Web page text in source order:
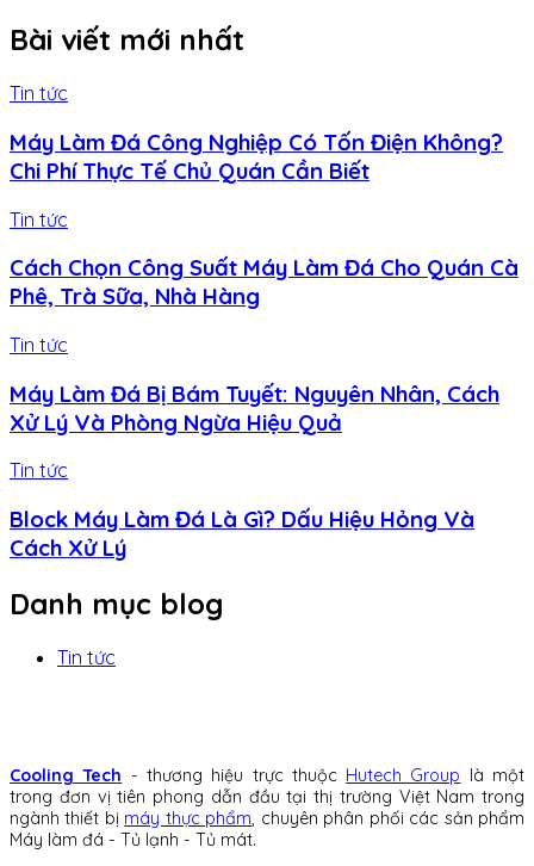
Bài viết mới nhất
Tin tức
Máy Làm Đá Công Nghiệp Có Tốn Điện Không?
Chi Phí Thực Tế Chủ Quán Cần Biết
Tin tức
Cách Chọn Công Suất Máy Làm Đá Cho Quán Cà
Phê, Trà Sữa, Nhà Hàng
Tin tức
Máy Làm Đá Bị Bám Tuyết: Nguyên Nhân, Cách
Xử Lý Và Phòng Ngừa Hiệu Quả
Tin tức
Block Máy Làm Đá Là Gì? Dấu Hiệu Hỏng Và
Cách Xử Lý
Danh mục blog
Tin tức
Cooling Tech - thương hiệu trực thuộc Hutech Group là một
trong đơn vị tiên phong dẫn đầu tại thị trường Việt Nam trong
ngành thiết bị máy thực phẩm, chuyên phân phối các sản phẩm
Máy làm đá - Tủ lạnh - Tủ mát.